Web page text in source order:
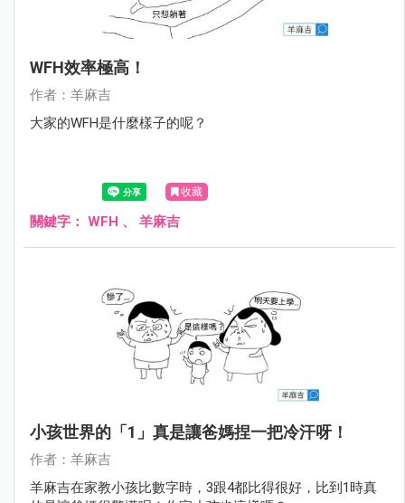
WFH效率極高！
作者：羊麻吉
大家的WFH是什麼樣子的呢？
收藏
關鍵字： WFH 、 羊麻吉
小孩世界的「1」真是讓爸媽捏一把冷汗呀！
作者：羊麻吉
羊麻吉在家教小孩比數字時，3跟4都比得很好，比到1時真